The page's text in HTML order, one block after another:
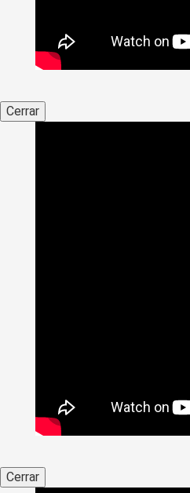
Cerrar
Cerrar